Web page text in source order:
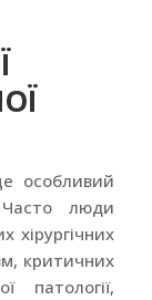
особливий
Часто люди
хірургічних
критичних
патології,